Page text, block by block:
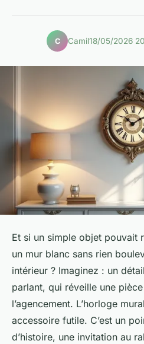
C Camil18/05/2026
Et si un simple objet pouvait
un mur blanc sans rien
intérieur ? Imaginez : un
parlant, qui réveille une
l’agencement. L’horloge
accessoire futile. C’est un
d’histoire, une invitation au